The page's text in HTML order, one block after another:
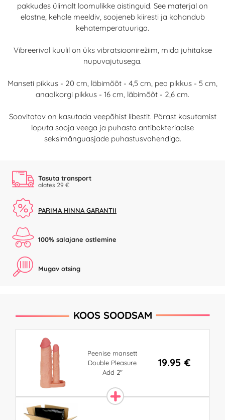
pakkudes ülimalt loomulikke aistinguid. See materjal on
elastne, kehale meeldiv, soojeneb kiiresti ja kohandub
kehatemperatuuriga.
Vibreerival kuulil on üks vibratsioonirežiim, mida juhitakse
nupuvajutusega.
Manseti pikkus - 20 cm, läbimõõt - 4,5 cm, pea pikkus - 5 cm,
anaalkorgi pikkus - 16 cm, läbimõõt - 2,6 cm.
Soovitatav on kasutada veepõhist libestit. Pärast kasutamist
loputa sooja veega ja puhasta antibakteriaalse
seksimänguasjade puhastusvahendiga.
Tasuta transport
alates 29 €
PARIMA HINNA GARANTII
100% salajane ostlemine
Mugav otsing
KOOS SOODSAM
Peenise mansett
Double Pleasure
Add 2"
19.95 €